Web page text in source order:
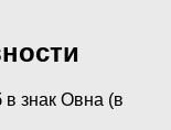
знак Овна (в